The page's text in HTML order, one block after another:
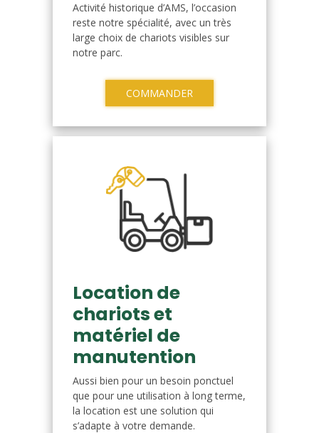
Activité historique d’AMS, l’occasion
reste notre spécialité, avec un très
large choix de chariots visibles sur
notre parc.
COMMANDER
Location de
chariots et
matériel de
manutention
Aussi bien pour un besoin ponctuel
que pour une utilisation à long terme,
la location est une solution qui
s’adapte à votre demande.